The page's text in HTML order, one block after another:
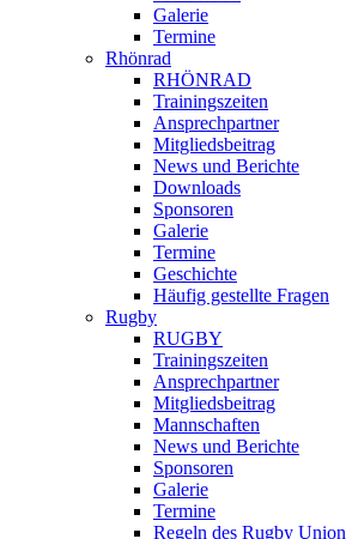
Galerie
Termine
Rhönrad
RHÖNRAD
Trainingszeiten
Ansprechpartner
Mitgliedsbeitrag
News und Berichte
Downloads
Sponsoren
Galerie
Termine
Geschichte
Häufig gestellte Fragen
Rugby
RUGBY
Trainingszeiten
Ansprechpartner
Mitgliedsbeitrag
Mannschaften
News und Berichte
Sponsoren
Galerie
Termine
Regeln des Rugby Union